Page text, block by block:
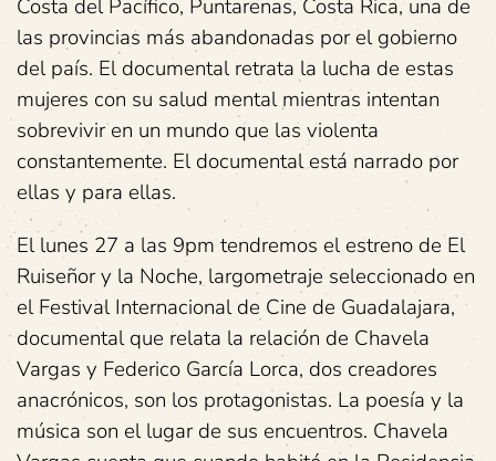
Costa del Pacífico, Puntarenas, Costa Rica, una de
las provincias más abandonadas por el gobierno
del país. El documental retrata la lucha de estas
mujeres con su salud mental mientras intentan
sobrevivir en un mundo que las violenta
constantemente. El documental está narrado por
ellas y para ellas.
El lunes 27 a las 9pm tendremos el estreno de El
Ruiseñor y la Noche, largometraje seleccionado en
el Festival Internacional de Cine de Guadalajara,
documental que relata la relación de Chavela
Vargas y Federico García Lorca, dos creadores
anacrónicos, son los protagonistas. La poesía y la
música son el lugar de sus encuentros. Chavela